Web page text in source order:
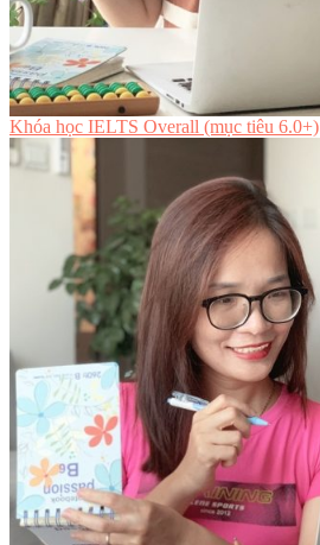
Khóa học IELTS Overall (mục tiêu 6.0+)